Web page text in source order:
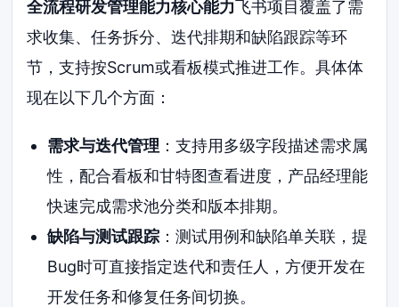
全流程研发管理能力核心能力飞书项目覆盖了需
求收集、任务拆分、迭代排期和缺陷跟踪等环
节，支持按Scrum或看板模式推进工作。具体体
现在以下几个方面：
需求与迭代管理 ：支持用多级字段描述需求属
性，配合看板和甘特图查看进度，产品经理能
快速完成需求池分类和版本排期。
缺陷与测试跟踪：测试用例和缺陷单关联，提
Bug时可直接指定迭代和责任人，方便开发在
开发任务和修复任务间切换。